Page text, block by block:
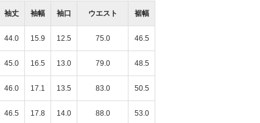
袖丈 袖幅 袖口 ウエスト 裾幅
44.0 15.9 12.5 75.0 46.5
45.0 16.5 13.0 79.0 48.5
46.0 17.1 13.5 83.0 50.5
46.5 17.8 14.0 88.0 53.0